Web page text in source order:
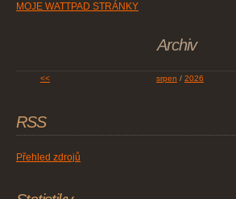
MOJE WATTPAD STRÁNKY
Archiv
<< srpen / 2026
RSS
Přehled zdrojů